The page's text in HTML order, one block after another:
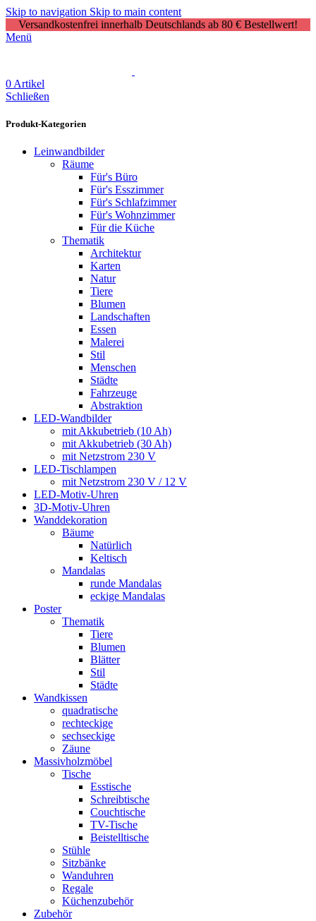
Skip to navigation Skip to main content
Versandkostenfrei innerhalb Deutschlands ab 80 € Bestellwert!
Menü
0 Artikel
Schließen
Produkt-Kategorien
Leinwandbilder
Räume
Für's Büro
Für's Esszimmer
Für's Schlafzimmer
Für's Wohnzimmer
Für die Küche
Thematik
Architektur
Karten
Natur
Tiere
Blumen
Landschaften
Essen
Malerei
Stil
Menschen
Städte
Fahrzeuge
Abstraktion
LED-Wandbilder
mit Akkubetrieb (10 Ah)
mit Akkubetrieb (30 Ah)
mit Netzstrom 230 V
LED-Tischlampen
mit Netzstrom 230 V / 12 V
LED-Motiv-Uhren
3D-Motiv-Uhren
Wanddekoration
Bäume
Natürlich
Keltisch
Mandalas
runde Mandalas
eckige Mandalas
Poster
Thematik
Tiere
Blumen
Blätter
Stil
Städte
Wandkissen
quadratische
rechteckige
sechseckige
Zäune
Massivholzmöbel
Tische
Esstische
Schreibtische
Couchtische
TV-Tische
Beistelltische
Stühle
Sitzbänke
Wanduhren
Regale
Küchenzubehör
Zubehör